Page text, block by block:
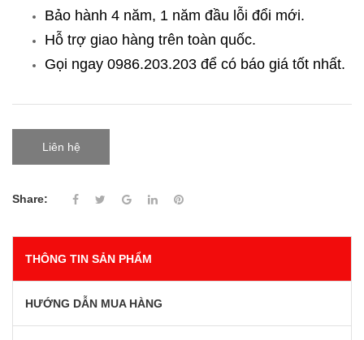
Bảo hành 4 năm, 1 năm đầu lỗi đổi mới.
Hỗ trợ giao hàng trên toàn quốc.
Gọi ngay 0986.203.203 để có báo giá tốt nhất.
Liên hệ
Share:
THÔNG TIN SẢN PHẨM
HƯỚNG DẪN MUA HÀNG